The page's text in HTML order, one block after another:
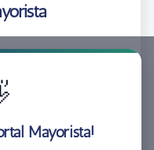
Mayorista!